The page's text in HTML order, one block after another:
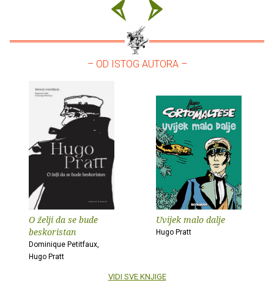
– OD ISTOG AUTORA –
O želji da se bude
beskoristan
Dominique Petitfaux,
Hugo Pratt
Uvijek malo dalje
Hugo Pratt
VIDI SVE KNJIGE